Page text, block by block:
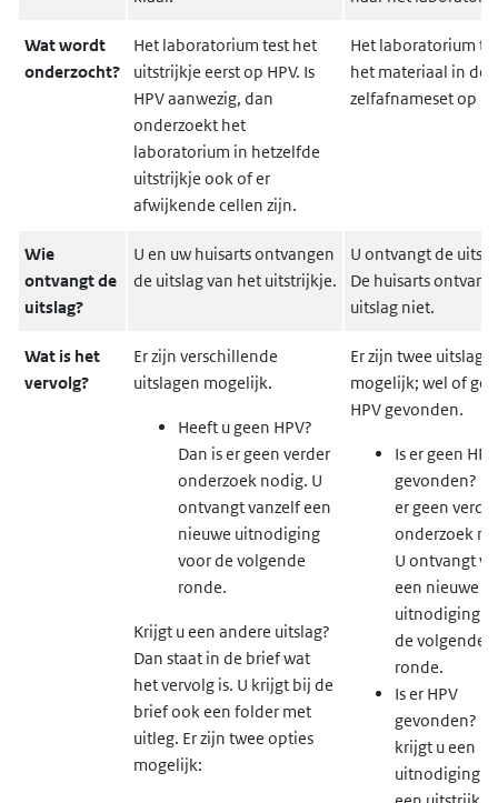
Wat wordt
onderzocht?
Het laboratorium test het
uitstrijkje eerst op HPV. Is
HPV aanwezig, dan
onderzoekt het
laboratorium in hetzelfde
uitstrijkje ook of er
afwijkende cellen zijn.
Het laboratorium
het materiaal in de
zelfafnameset op
Wie
ontvangt de
uitslag?
U en uw huisarts ontvangen
de uitslag van het uitstrijkje.
U ontvangt de
De huisarts
uitslag niet.
Wat is het
vervolg?
Er zijn verschillende
uitslagen mogelijk.
Heeft u geen HPV?
Dan is er geen verder
onderzoek nodig. U
ontvangt vanzelf een
nieuwe uitnodiging
voor de volgende
ronde.
Krijgt u een andere uitslag?
Dan staat in de brief wat
het vervolg is. U krijgt bij de
brief ook een folder met
uitleg. Er zijn twee opties
mogelijk:
Er zijn twee
mogelijk; wel of
HPV gevonden.
Is er geen HPV
gevonden?
er geen verder
onderzoek
U ontvangt
een nieuwe
uitnodiging
de volgende
ronde.
Is er HPV
gevonden?
krijgt u een
uitnodiging